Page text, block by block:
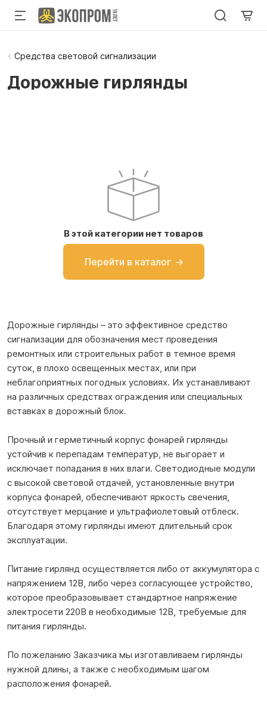
Средства световой сигнализации
Дорожные гирлянды
В этой категории нет товаров
Перейти в каталог
Дорожные гирлянды – это эффективное средство
сигнализации для обозначения мест проведения
ремонтных или строительных работ в темное время
суток, в плохо освещенных местах, или при
неблагоприятных погодных условиях. Их устанавливают
на различных средствах ограждения или специальных
вставках в дорожный блок.
Прочный и герметичный корпус фонарей гирлянды
устойчив к перепадам температур, не выгорает и
исключает попадания в них влаги. Светодиодные модули
с высокой световой отдачей, установленные внутри
корпуса фонарей, обеспечивают яркость свечения,
отсутствует мерцание и ультрафиолетовый отблеск.
Благодаря этому гирлянды имеют длительный срок
эксплуатации.
Питание гирлянд осуществляется либо от аккумулятора с
напряжением 12В, либо через согласующее устройство,
которое преобразовывает стандартное напряжение
электросети 220В в необходимые 12В, требуемые для
питания гирлянды.
По пожеланию Заказчика мы изготавливаем гирлянды
нужной длины, а также с необходимым шагом
расположения фонарей.